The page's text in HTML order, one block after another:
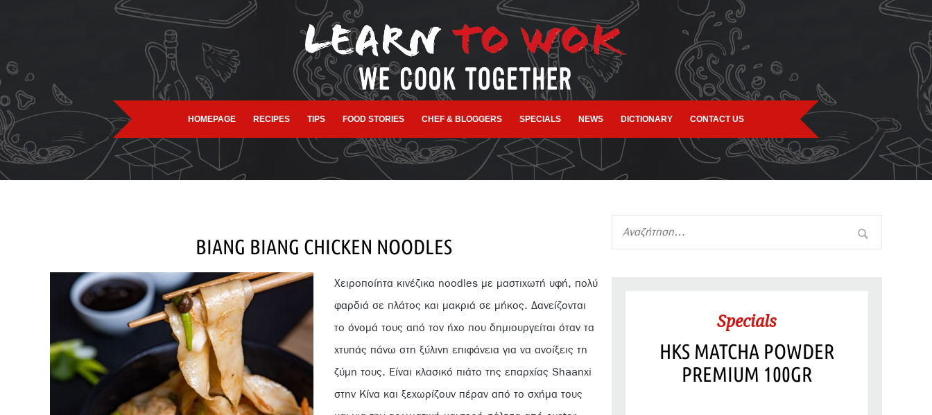
HOMEPAGE RECIPES TIPS FOOD STORIES CHEF & BLOGGERS SPECIALS NEWS DICTIONARY CONTACT US
BIANG BIANG CHICKEN NOODLES
Χειροποίητα κινέζικα noodles με μαστιχωτή υφή, πολύ
φαρδιά σε πλάτος και μακριά σε μήκος. Δανείζονται
το όνομά τους από τον ήχο που δημιουργείται όταν τα
χτυπάς πάνω στη ξύλινη επιφάνεια για να ανοίξεις τη
ζύμη τους. Είναι κλασικό πιάτο της επαρχίας Shaanxi
στην Κίνα και ξεχωρίζουν πέραν από το σχήμα τους
Specials
HKS MATCHA POWDER
PREMIUM 100GR